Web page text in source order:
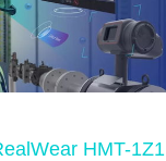
HMT-1Z1